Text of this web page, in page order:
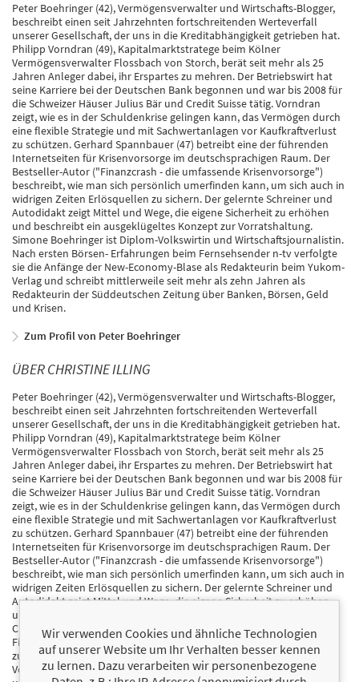
Peter Boehringer (42), Vermögensverwalter und Wirtschafts-Blogger,
beschreibt einen seit Jahrzehnten fortschreitenden Werteverfall
unserer Gesellschaft, der uns in die Kreditabhängigkeit getrieben hat.
Philipp Vorndran (49), Kapitalmarktstratege beim Kölner
Vermögensverwalter Flossbach von Storch, berät seit mehr als 25
Jahren Anleger dabei, ihr Erspartes zu mehren. Der Betriebswirt hat
seine Karriere bei der Deutschen Bank begonnen und war bis 2008 für
die Schweizer Häuser Julius Bär und Credit Suisse tätig. Vorndran
zeigt, wie es in der Schuldenkrise gelingen kann, das Vermögen durch
eine flexible Strategie und mit Sachwertanlagen vor Kaufkraftverlust
zu schützen. Gerhard Spannbauer (47) betreibt eine der führenden
Internetseiten für Krisenvorsorge im deutschsprachigen Raum. Der
Bestseller-Autor ("Finanzcrash - die umfassende Krisenvorsorge")
beschreibt, wie man sich persönlich umerfinden kann, um sich auch in
widrigen Zeiten Erlösquellen zu sichern. Der gelernte Schreiner und
Autodidakt zeigt Mittel und Wege, die eigene Sicherheit zu erhöhen
und beschreibt ein ausgeklügeltes Konzept zur Vorratshaltung.
Simone Boehringer ist Diplom-Volkswirtin und Wirtschaftsjournalistin.
Nach ersten Börsen- Erfahrungen beim Fernsehsender n-tv verfolgte
sie die Anfänge der New-Economy-Blase als Redakteurin beim Yukom-
Verlag und schreibt mittlerweile seit mehr als zehn Jahren als
Redakteurin der Süddeutschen Zeitung über Banken, Börsen, Geld
und Krisen.
Zum Profil von Peter Boehringer
ÜBER CHRISTINE ILLING
Peter Boehringer (42), Vermögensverwalter und Wirtschafts-Blogger,
beschreibt einen seit Jahrzehnten fortschreitenden Werteverfall
unserer Gesellschaft, der uns in die Kreditabhängigkeit getrieben hat.
Philipp Vorndran (49), Kapitalmarktstratege beim Kölner
Vermögensverwalter Flossbach von Storch, berät seit mehr als 25
Jahren Anleger dabei, ihr Erspartes zu mehren. Der Betriebswirt hat
seine Karriere bei der Deutschen Bank begonnen und war bis 2008 für
die Schweizer Häuser Julius Bär und Credit Suisse tätig. Vorndran
zeigt, wie es in der Schuldenkrise gelingen kann, das Vermögen durch
eine flexible Strategie und mit Sachwertanlagen vor Kaufkraftverlust
zu schützen. Gerhard Spannbauer (47) betreibt eine der führenden
Internetseiten für Krisenvorsorge im deutschsprachigen Raum. Der
Bestseller-Autor ("Finanzcrash - die umfassende Krisenvorsorge")
beschreibt, wie man sich persönlich umerfinden kann, um sich auch in
widrigen Zeiten Erlösquellen zu sichern. Der gelernte Schreiner und
Autodidakt zeigt Mittel und Wege, die eigene Sicherheit zu erhöhen
und beschreibt ein ausgeklügeltes Konzept zur Vorratshaltung.
Christine Illing (49), ehemalige Kapitalmarktanalystin und
Finanzjournalistin, hat vor zehn Jahren damit begonnen, nachhaltig
zu wirtschaften -- nicht in Unternehmen, sondern zuhause. Die
Volkswirtin beschreibt, wie eine Familie Schritt für Schritt
Wir verwenden Cookies und ähnliche Technologien
auf unserer Website um Ihr Verhalten besser kennen
zu lernen. Dazu verarbeiten wir personenbezogene